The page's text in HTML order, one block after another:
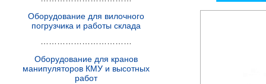
Оборудование для вилочного
погрузчика и работы склада
Оборудование для кранов
манипуляторов КМУ и высотных
работ